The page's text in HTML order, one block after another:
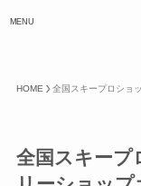
MENU
HOME 全国スキープロショ
全国スキープ